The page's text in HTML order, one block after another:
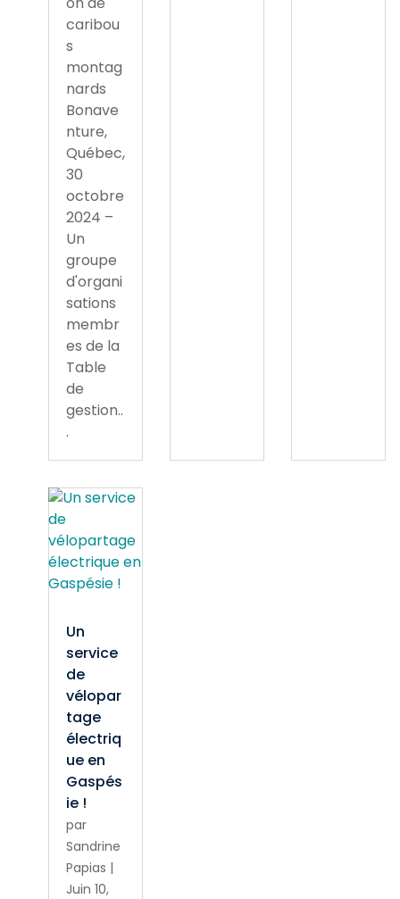
caribou
s
montag
nards
Bonave
nture,
Québec,
30
octobre
2024 –
Un
groupe
d'organi
sations
membr
es de la
Table
de
gestion..
.
Un
service
de
vélopar
tage
électriq
ue en
Gaspés
ie !
par
Sandrine
Papias |
Juin 10,